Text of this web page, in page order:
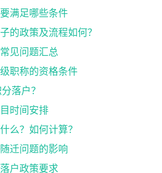
满足哪些条件
的政策及流程如何？
见问题汇总
职称的资格条件
落户？
时间安排
么？如何计算？
迁问题的影响
户政策要求